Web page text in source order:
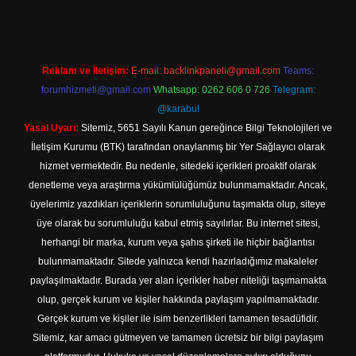
Reklam ve İletişim: E-mail: backlinkpaneli@gmail.com Teams:
forumhizmeti@gmail.com Whatsapp: 0262 606 0 726 Telegram:
@karabul
Yasal Uyarı: Sitemiz, 5651 Sayılı Kanun gereğince Bilgi Teknolojileri ve
İletişim Kurumu (BTK) tarafından onaylanmış bir Yer Sağlayıcı olarak
hizmet vermektedir. Bu nedenle, sitedeki içerikleri proaktif olarak
denetleme veya araştırma yükümlülüğümüz bulunmamaktadır. Ancak,
üyelerimiz yazdıkları içeriklerin sorumluluğunu taşımakta olup, siteye
üye olarak bu sorumluluğu kabul etmiş sayılırlar. Bu internet sitesi,
herhangi bir marka, kurum veya şahıs şirketi ile hiçbir bağlantısı
bulunmamaktadır. Sitede yalnızca kendi hazırladığımız makaleler
paylaşılmaktadır. Burada yer alan içerikler haber niteliği taşımamakta
olup, gerçek kurum ve kişiler hakkında paylaşım yapılmamaktadır.
Gerçek kurum ve kişiler ile isim benzerlikleri tamamen tesadüfidir.
Sitemiz, kar amacı gütmeyen ve tamamen ücretsiz bir bilgi paylaşım